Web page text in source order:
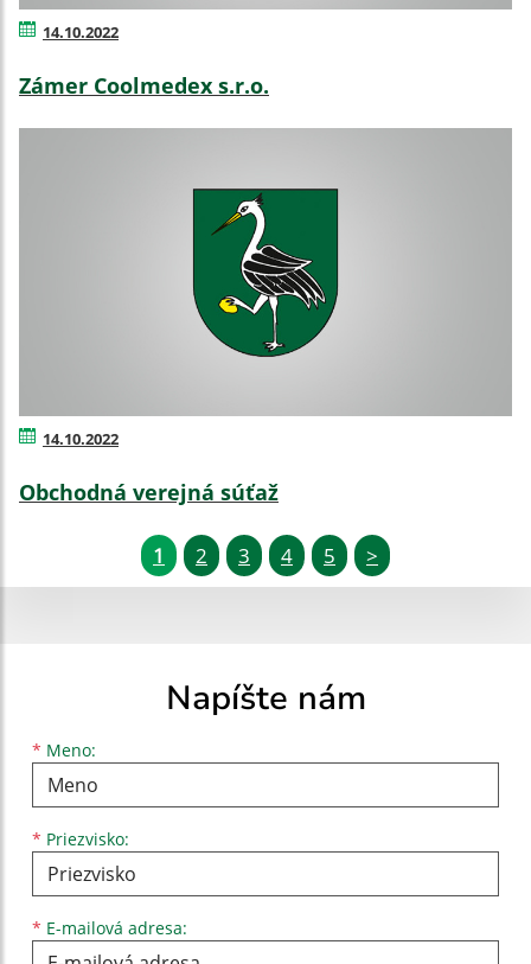
14.10.2022
Zámer Coolmedex s.r.o.
14.10.2022
Obchodná verejná súťaž
1 2 3 4 5 >
Napíšte nám
* Meno:
Meno
* Priezvisko:
Priezvisko
* E-mailová adresa:
E-mailová adresa